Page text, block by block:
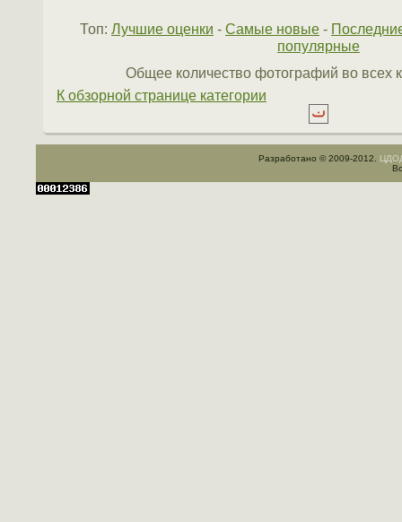
Топ: Лучшие оценки - Самые новые -
популярные
Общее количество фотографий во всех
К обзорной странице категории
Разработано © 2009-2012.